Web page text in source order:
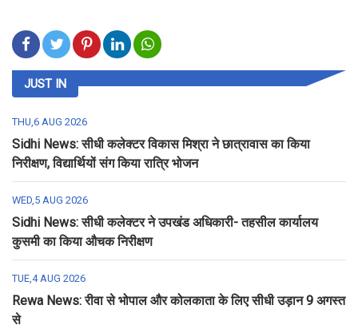
JUST IN
THU,6 AUG 2026
Sidhi News: सीधी कलेक्टर विकास मिश्रा ने छात्रावास का किया
निरीक्षण, विद्यार्थियों संग किया रात्रि भोजन
WED,5 AUG 2026
Sidhi News: सीधी कलेक्टर ने उपखंड अधिकारी- तहसील कार्यालय
कुसमी का किया औचक निरीक्षण
TUE,4 AUG 2026
Rewa News: रीवा से भोपाल और कोलकाता के लिए सीधी उड़ान 9 अगस्त
से